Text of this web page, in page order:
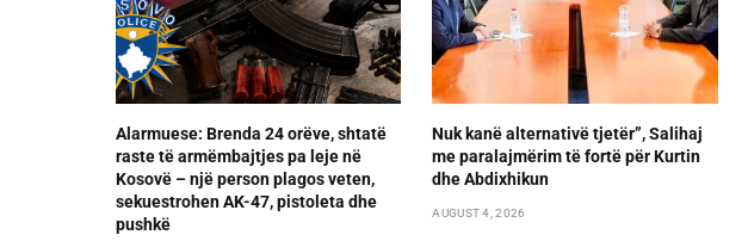
Alarmuese: Brenda 24 orëve, shtatë
raste të armëmbajtjes pa leje në
Kosovë – një person plagos veten,
sekuestrohen AK-47, pistoleta dhe
pushkë
Nuk kanë alternativë tjetër”, Salihaj
me paralajmërim të fortë për Kurtin
dhe Abdixhikun
AUGUST 4, 2026